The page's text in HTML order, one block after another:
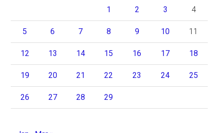
1 2 3 4
5 6 7 8 9 10 11
12 13 14 15 16 17 18
19 20 21 22 23 24 25
26 27 28 29